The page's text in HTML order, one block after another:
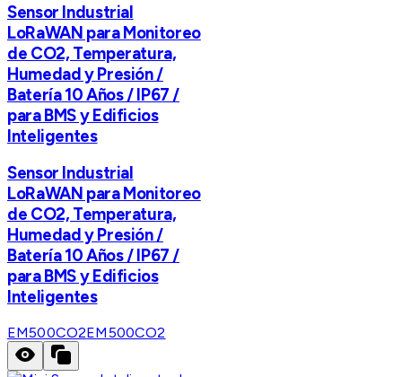
Sensor Industrial
LoRaWAN para Monitoreo
de CO2, Temperatura,
Humedad y Presión /
Batería 10 Años / IP67 /
para BMS y Edificios
Inteligentes
Sensor Industrial
LoRaWAN para Monitoreo
de CO2, Temperatura,
Humedad y Presión /
Batería 10 Años / IP67 /
para BMS y Edificios
Inteligentes
EM500CO2EM500CO2